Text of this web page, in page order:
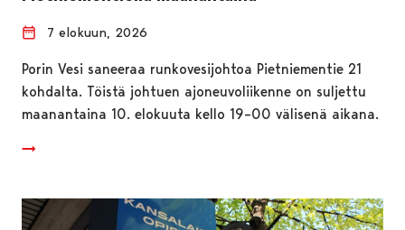
7 elokuun, 2026
Porin Vesi saneeraa runkovesijohtoa Pietniementie 21
kohdalta. Töistä johtuen ajoneuvoliikenne on suljettu
maanantaina 10. elokuuta kello 19–00 välisenä aikana.